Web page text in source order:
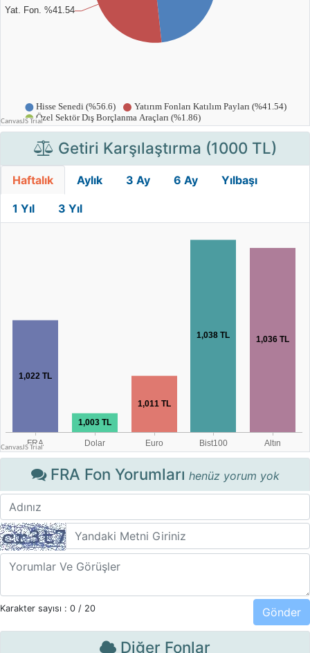
Getiri Karşılaştırma (1000 TL)
Haftalık Aylık 3 Ay 6 Ay Yılbaşı
1 Yıl 3 Yıl
FRA Fon Yorumları henüz yorum yok
Karakter sayısı : 0 / 20
Diğer Fonlar